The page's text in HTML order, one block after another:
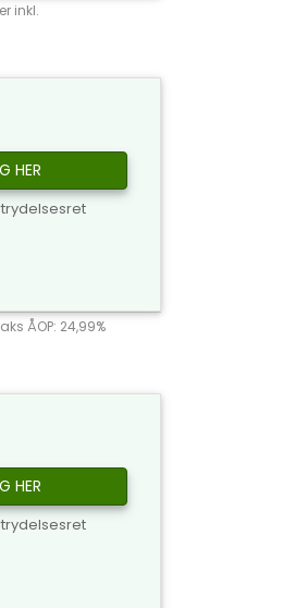
inkl.
HER
ÅOP: 24,99%
HER